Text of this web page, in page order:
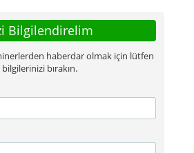
Bilgilendirelim
haberdar olmak için lütfen
bilgilerinizi bırakın.